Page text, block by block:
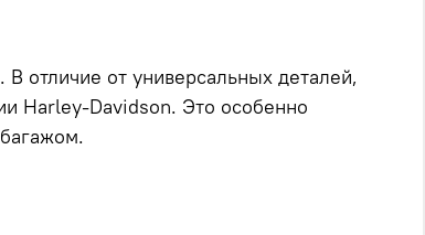
В отличие от универсальных деталей,
Harley-Davidson. Это особенно